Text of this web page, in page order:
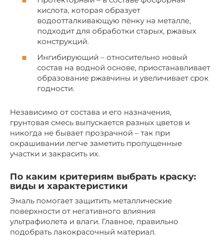
кислота, которая образует
водоотталкивающую пёнку на металле,
подходит для обработки старых, ржавых
конструкций.
Ингибирующий – относительно новый
состав на водной основе, приостанавливает
образование ржавчины и увеличивает срок
годности.
Независимо от состава и его назначения,
грунтовая смесь выпускается разных цветов и
никогда не бывает прозрачной – так при
окрашивании легче заметить пропущенные
участки и закрасить их.
По каким критериям выбрать краску:
виды и характеристики
Эмаль помогает защитить металлические
поверхности от негативного влияния
ультрафиолета и влаги. Главное, правильно
подобрать лакокрасочный материал.